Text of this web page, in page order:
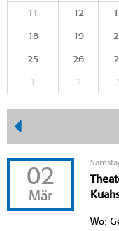
11 12
18 19
25 26
1 2
02
Mär
Wo: